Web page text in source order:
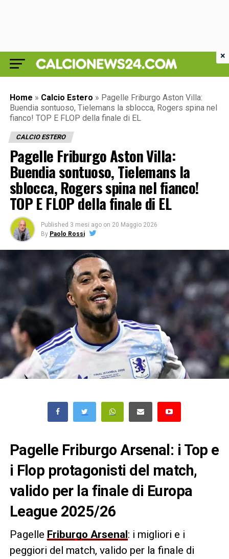
Home » Calcio Estero » Pagelle Friburgo Aston Villa:
Buendia sontuoso, Tielemans la sblocca, Rogers spina nel
fianco! TOP E FLOP della finale di EL
CALCIO ESTERO
Pagelle Friburgo Aston Villa:
Buendia sontuoso, Tielemans la
sblocca, Rogers spina nel fianco!
TOP E FLOP della finale di EL
Published 3 mesi ago on 20 Maggio 2026
By Paolo Rossi
Pagelle Friburgo Arsenal: i Top e
i Flop protagonisti del match,
valido per la finale di Europa
League 2025/26
Pagelle Friburgo Arsenal: i migliori e i
peggiori del match, valido per la finale di
×